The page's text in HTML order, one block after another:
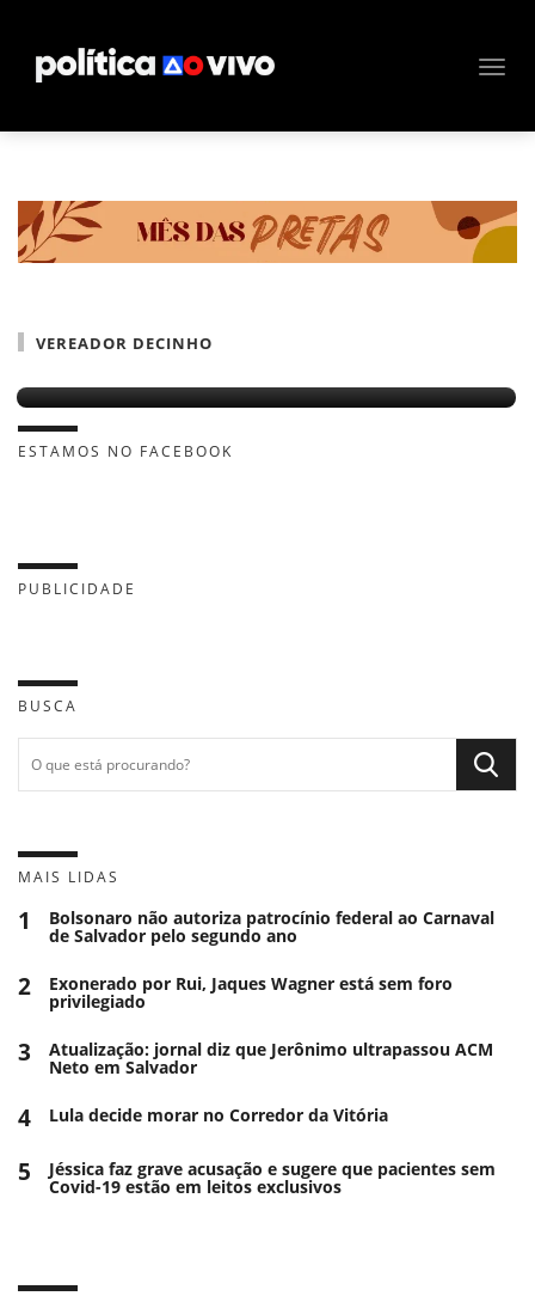
VEREADOR DECINHO
Vereador é acusado de agredir militante em
ESTAMOS NO FACEBOOK
PUBLICIDADE
BUSCA
MAIS LIDAS
1 Bolsonaro não autoriza patrocínio federal ao Carnaval
de Salvador pelo segundo ano
2 Exonerado por Rui, Jaques Wagner está sem foro
privilegiado
3 Atualização: jornal diz que Jerônimo ultrapassou ACM
Neto em Salvador
4 Lula decide morar no Corredor da Vitória
5 Jéssica faz grave acusação e sugere que pacientes sem
Covid-19 estão em leitos exclusivos